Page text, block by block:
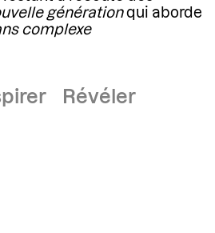
générationqui aborde
complexe
Révéler